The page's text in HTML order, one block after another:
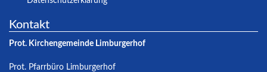
Kontakt
Prot. Kirchengemeinde Limburgerhof
Prot. Pfarrbüro Limburgerhof